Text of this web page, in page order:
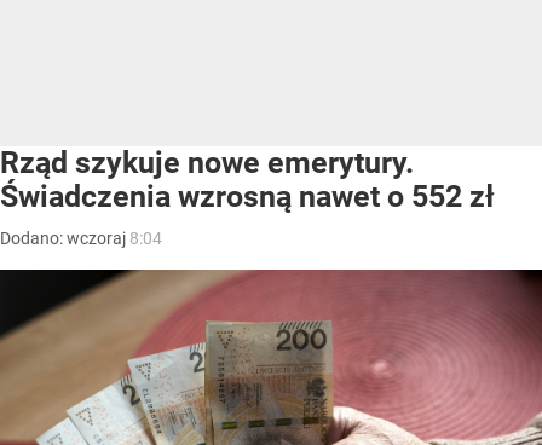
Rząd szykuje nowe emerytury.
Świadczenia wzrosną nawet o 552 zł
Dodano:wczoraj 8:04